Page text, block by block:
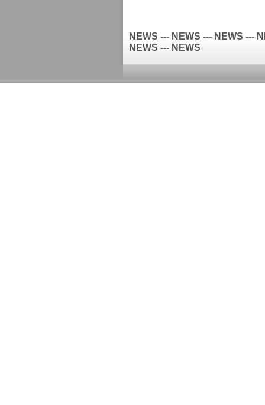
NEWS --- NEWS --- NEWS ---
NEWS --- NEWS